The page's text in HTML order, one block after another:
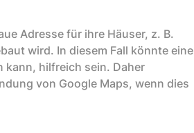
Adresse für ihre Häuser, z. B.
wird. In diesem Fall könnte eine
kann, hilfreich sein. Daher
von Google Maps, wenn dies